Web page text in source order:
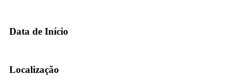
Data de Início
Localização